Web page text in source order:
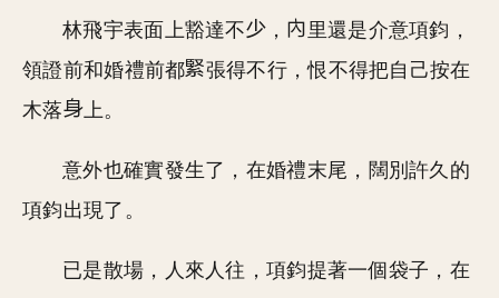
林飛宇表面上豁達不 ，
里還是介意項鈞，
領證前和婚禮前都
張得不行，恨不得把自己按在
木落
上。
意外也確實發生了，在婚禮末尾，闊別許久的
項鈞出現了。
已是散場，人來人往，項鈞提著一個袋子，在